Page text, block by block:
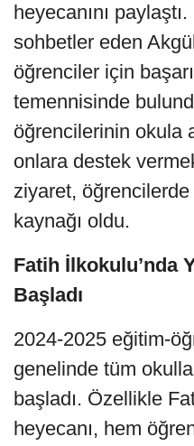
heyecanını
sohbetler eden
öğrenciler için
temennisinde
öğrencilerinin okula
onlara destek
ziyaret,
kaynağı oldu.
Fatih İlkokulu’nda
Başladı
2024-2025 eğitim-
genelinde tüm
başladı. Özellikle
heyecanı, hem